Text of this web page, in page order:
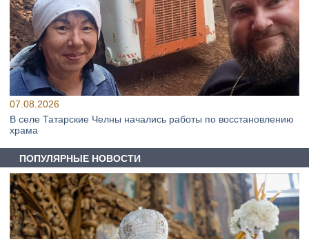
07.08.2026
В селе Татарские Челны начались работы по восстановлению
храма
ПОПУЛЯРНЫЕ НОВОСТИ